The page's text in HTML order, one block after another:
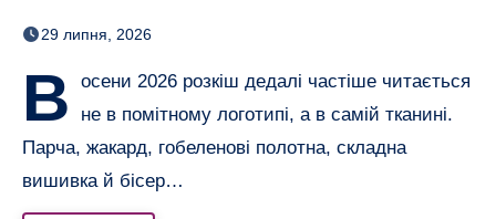
нову розкіш осені
29 липня, 2026
В
осени 2026 розкіш дедалі частіше читається
не в помітному логотипі, а в самій тканині.
Парча, жакард, гобеленові полотна, складна
вишивка й бісер…